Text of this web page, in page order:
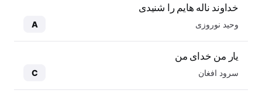
خداوند ناله هایم را شنیدی
وحید نوروزی A
یار من خدای من
سرود افغان C